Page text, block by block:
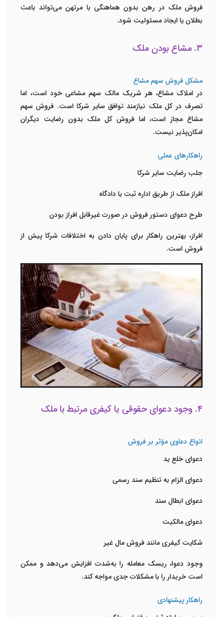
فروش ملک در رهن بدون هماهنگی با مرتهن می‌تواند باعث
بطلان یا ایجاد مسئولیت شود.
۳. مشاع بودن ملک
مشکل فروش سهم مشاع
در املاک مشاع، هر شریک مالک سهم مشاعی خود است، اما
تصرف در کل ملک نیازمند توافق سایر شرکا است. فروش سهم
مشاع مجاز است، اما فروش کل ملک بدون رضایت دیگران
امکان‌پذیر نیست.
راهکارهای عملی
جلب رضایت سایر شرکا
افراز ملک از طریق اداره ثبت یا دادگاه
طرح دعوای دستور فروش در صورت غیرقابل افراز بودن
افراز، بهترین راهکار برای پایان دادن به اختلافات شرکا پیش از
فروش است.
۴. وجود دعوای حقوقی یا کیفری مرتبط با ملک
انواع دعاوی مؤثر بر فروش
دعوای خلع ید
دعوای الزام به تنظیم سند رسمی
دعوای ابطال سند
دعوای مالکیت
شکایت کیفری مانند فروش مال غیر
وجود دعوا، ریسک معامله را به‌شدت افزایش می‌دهد و ممکن
است خریدار را با مشکلات جدی مواجه کند.
راهکار پیشنهادی